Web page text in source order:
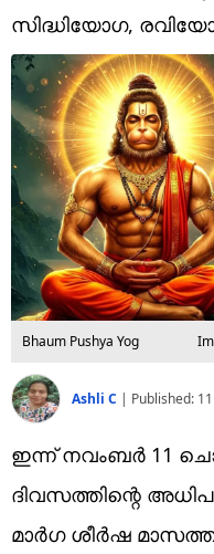
Web Story
Photo
Short Videos
സിദ്ധിയോഗ,
Bhaum Pushya Yog
Ashli C | Published:
ഇന്ന് നവംബർ 11
ദിവസത്തിന്റെ
മാർ​ഗ ശീർഷ